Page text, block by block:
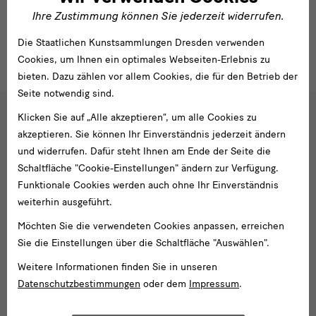
Eine Transkription der Listen isthierzu finden.
Ihre Zustimmung können Sie jederzeit widerrufen.
Die Staatlichen Kunstsammlungen Dresden verwenden
Cookies, um Ihnen ein optimales Webseiten-Erlebnis zu
bieten. Dazu zählen vor allem Cookies, die für den Betrieb der
Seite notwendig sind.
Klicken Sie auf „Alle akzeptieren“, um alle Cookies zu
akzeptieren. Sie können Ihr Einverständnis jederzeit ändern
und widerrufen. Dafür steht Ihnen am Ende der Seite die
Schaltfläche "Cookie-Einstellungen" ändern zur Verfügung.
Funktionale Cookies werden auch ohne Ihr Einverständnis
weiterhin ausgeführt.
Möchten Sie die verwendeten Cookies anpassen, erreichen
Sie die Einstellungen über die Schaltfläche "Auswählen".
Weitere Informationen finden Sie in unseren
Datenschutzbestimmungen oder dem Impressum.
Social
Media
und
Newsletter
Folgen Sie uns
Facebook
X YoutubeInstagram
SKD
Blog
Mail-
Adresse
Anmelden